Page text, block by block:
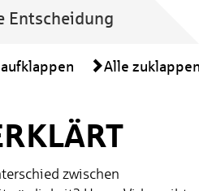
Entscheidung
Alle
zwischen